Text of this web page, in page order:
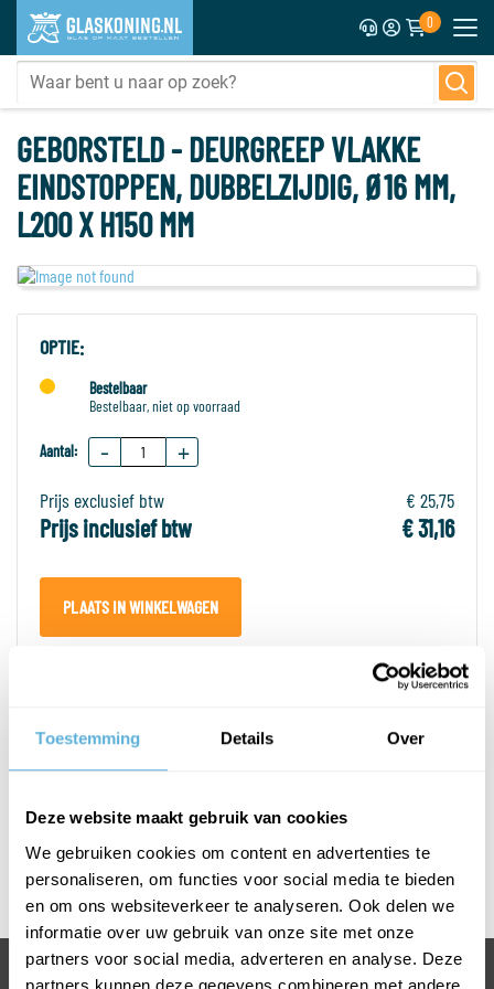
Toestemming Details Over
Deze website maakt gebruik van cookies
We gebruiken cookies om content en advertenties te
personaliseren, om functies voor social media te bieden
en om ons websiteverkeer te analyseren. Ook delen we
informatie over uw gebruik van onze site met onze
partners voor social media, adverteren en analyse. Deze
partners kunnen deze gegevens combineren met andere
0
GEBORSTELD - DEURGREEP VLAKKE
EINDSTOPPEN, DUBBELZIJDIG, Ø16 MM,
L200 X H150 MM
OPTIE:
Bestelbaar
Bestelbaar, niet op voorraad
Aantal: - +
Prijs exclusief btw € 25,75
Prijs inclusief btw € 31,16
PLAATS IN WINKELWAGEN
PRODUCTOMSCHRIJVING
Afmetingen T-greep
Rvs geborsteld